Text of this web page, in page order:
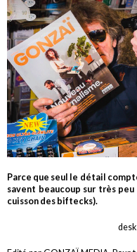
Parce que seul le détail
savent beaucoup sur très
cuisson des biftecks).